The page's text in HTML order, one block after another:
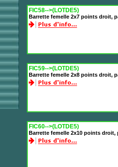
FIC58-->(LOTDE5)
Barrette femelle 2x7 points droit,
FIC59-->(LOTDE5)
Barrette femelle 2x8 points droit,
FIC60-->(LOTDE5)
Barrette femelle 2x10 points droit,